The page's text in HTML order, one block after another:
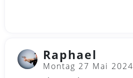
Raphael
Montag 27 Mai 2024